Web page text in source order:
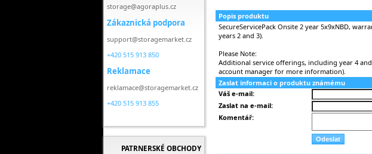
storage@agoraplus.cz
Zákaznická podpora
support@storagemarket.cz
+420 515 913 850
Reklamace
reklamace@storagemarket.cz
+420 515 913 855
PATRNERSKÉ OBCHODY
Popis produktu
SecureServicePack Onsite 2 year 5x9xNBD,
years 2 and 3).
Please Note:
Additional service offerings, including year 4
account manager for more information).
Zaslat informaci o produktu známému
Váš e-mail:
Zaslat na e-mail:
Komentář: